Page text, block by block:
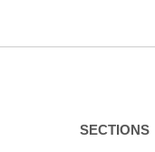
SECTIONS